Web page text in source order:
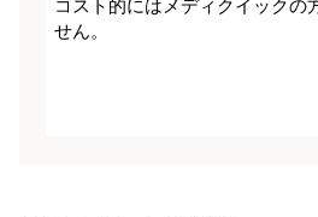
コスト的にはメディクイックの
せん。